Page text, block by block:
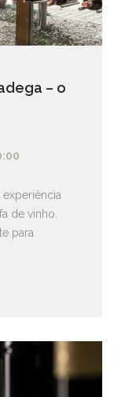
– o
de vinho.
para